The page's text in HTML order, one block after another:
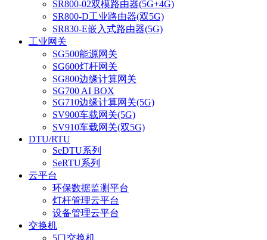
SR800-02双模路由器(5G+4G)
SR800-D工业路由器(双5G)
SR830-E嵌入式路由器(5G)
工业网关
SG500能源网关
SG600灯杆网关
SG800边缘计算网关
SG700 AI BOX
SG710边缘计算网关(5G)
SV900车载网关(5G)
SV910车载网关(双5G)
DTU/RTU
SeDTU系列
SeRTU系列
云平台
环保数据监测平台
灯杆管理云平台
设备管理云平台
交换机
5口交换机